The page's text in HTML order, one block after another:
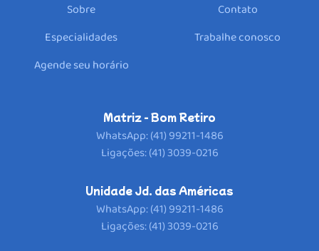
Contato
Trabalhe conosco
Faq
Sobre
Contato
Especialidades
Trabalhe conosco
Agende seu horário
Matriz - Bom Retiro
WhatsApp: (41) 99211-1486
Ligações: (41) 3039-0216
Unidade Jd. das Américas
WhatsApp: (41) 99211-1486
Ligações: (41) 3039-0216